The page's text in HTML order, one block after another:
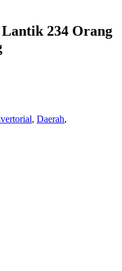
234 Orang
, Daerah,